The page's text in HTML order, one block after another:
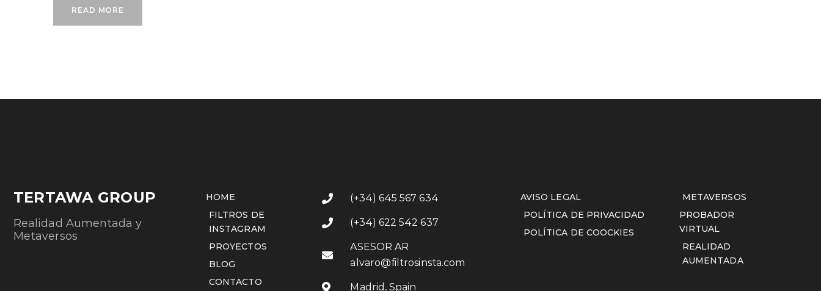
READ MORE
TERTAWA GROUP
Realidad Aumentada y
Metaversos
HOME
FILTROS DE
INSTAGRAM
PROYECTOS
BLOG
CONTACTO
(+34) 645 567 634
(+34) 622 542 637
ASESOR AR
alvaro@filtrosinsta.com
Madrid, Spain
AVISO LEGAL
POLÍTICA DE PRIVACIDAD
POLÍTICA DE COOCKIES
METAVERSOS
PROBADOR
VIRTUAL
REALIDAD
AUMENTADA